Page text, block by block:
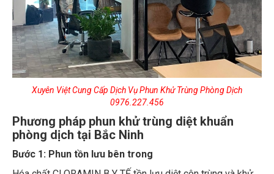
0976.227.456
Phương pháp phun khử trùng diệt khuẩn
phòng dịch tại Bắc Ninh
Bước 1: Phun tồn lưu bên trong
Hóa chất CLORAMIN B Y TẾ tồn lưu diệt côn trùng và khử